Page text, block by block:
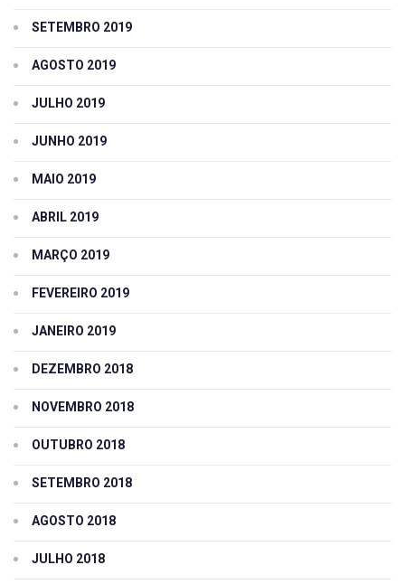
SETEMBRO 2019
AGOSTO 2019
JULHO 2019
JUNHO 2019
MAIO 2019
ABRIL 2019
MARÇO 2019
FEVEREIRO 2019
JANEIRO 2019
DEZEMBRO 2018
NOVEMBRO 2018
OUTUBRO 2018
SETEMBRO 2018
AGOSTO 2018
JULHO 2018